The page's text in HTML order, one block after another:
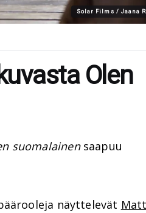
Solar Films / Jaana
Olen
suomalainensaapuu
näyttelevät